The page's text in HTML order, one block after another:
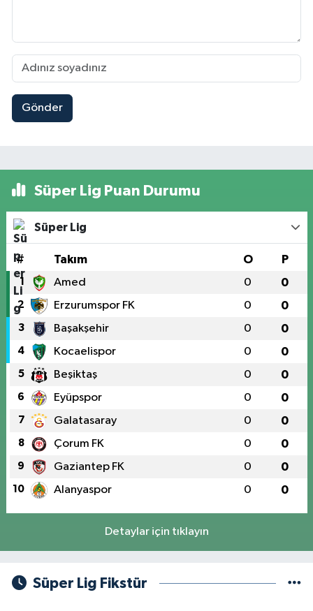
Gönder
Süper Lig Puan Durumu
Süper Lig
# Takım O P
1 Amed 0 0
2 Erzurumspor FK 0 0
3 Başakşehir 0 0
4 Kocaelispor 0 0
5 Beşiktaş 0 0
6 Eyüpspor 0 0
7 Galatasaray 0 0
8 Çorum FK 0 0
9 Gaziantep FK 0 0
10 Alanyaspor 0 0
Detaylar için tıklayın
Süper Lig Fikstür